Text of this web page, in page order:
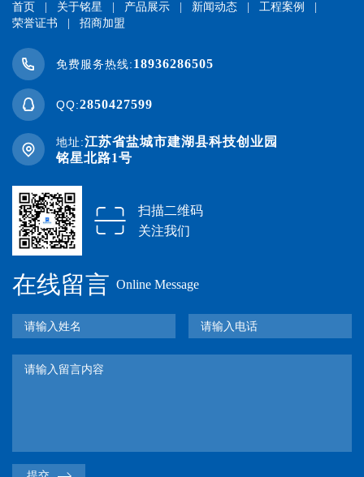
首页 关于铭星 产品展示 新闻动态 工程案例
荣誉证书
招商加盟
免费服务热线:18936286505
QQ:2850427599
地址:江苏省盐城市建湖县科技创业园
铭星北路1号
扫描二维码
关注我们
在线留言 Online Message